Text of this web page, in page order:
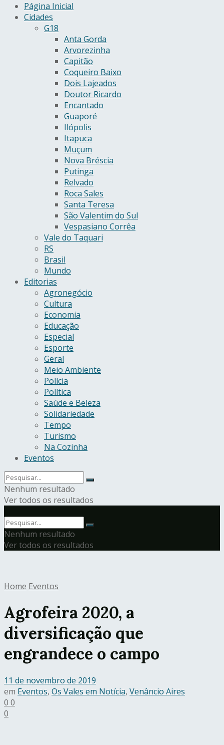
Página Inicial
Cidades
G18
Anta Gorda
Arvorezinha
Capitão
Coqueiro Baixo
Dois Lajeados
Doutor Ricardo
Encantado
Guaporé
Ilópolis
Itapuca
Muçum
Nova Bréscia
Putinga
Relvado
Roca Sales
Santa Teresa
São Valentim do Sul
Vespasiano Corrêa
Vale do Taquari
RS
Brasil
Mundo
Editorias
Agronegócio
Cultura
Economia
Educação
Especial
Esporte
Geral
Meio Ambiente
Polícia
Política
Saúde e Beleza
Solidariedade
Tempo
Turismo
Na Cozinha
Eventos
Nenhum resultado
Ver todos os resultados
Nenhum resultado
Ver todos os resultados
Home Eventos
Agrofeira 2020, a
diversificação que
engrandece o campo
11 de novembro de 2019
em Eventos, Os Vales em Notícia, Venâncio Aires
0 0
0